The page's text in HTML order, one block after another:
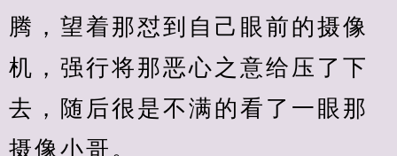
腾，望着那怼到自己眼前的摄像
机，强行将那恶心之意给压了下
去，随后很是不满的看了一眼那
摄像小哥。